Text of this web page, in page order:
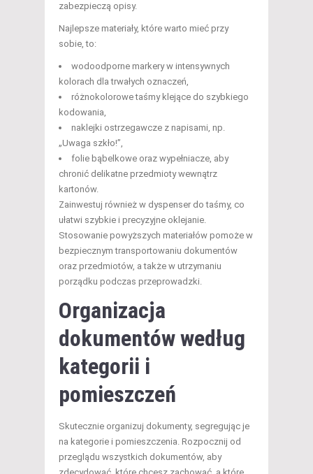
zabezpieczą opisy.
Najlepsze materiały, które warto mieć przy
sobie, to:
wodoodporne markery w intensywnych
kolorach dla trwałych oznaczeń,
różnokolorowe taśmy klejące do szybkiego
kodowania,
naklejki ostrzegawcze z napisami, np.
„Uwaga szkło!”,
folie bąbelkowe oraz wypełniacze, aby
chronić delikatne przedmioty wewnątrz
kartonów.
Zainwestuj również w dyspenser do taśmy, co
ułatwi szybkie i precyzyjne oklejanie.
Stosowanie powyższych materiałów pomoże w
bezpiecznym transportowaniu dokumentów
oraz przedmiotów, a także w utrzymaniu
porządku podczas przeprowadzki.
Organizacja
dokumentów według
kategorii i
pomieszczeń
Skutecznie organizuj dokumenty, segregując je
na kategorie i pomieszczenia. Rozpocznij od
przeglądu wszystkich dokumentów, aby